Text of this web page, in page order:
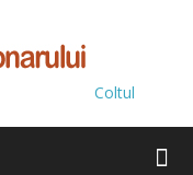
Coltul